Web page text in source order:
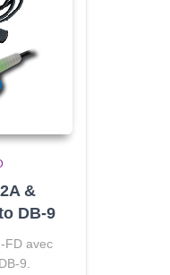
&
DB-9
FD avec
9.